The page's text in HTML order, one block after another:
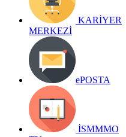
KARİYER
MERKEZİ
ePOSTA
İSMMMO